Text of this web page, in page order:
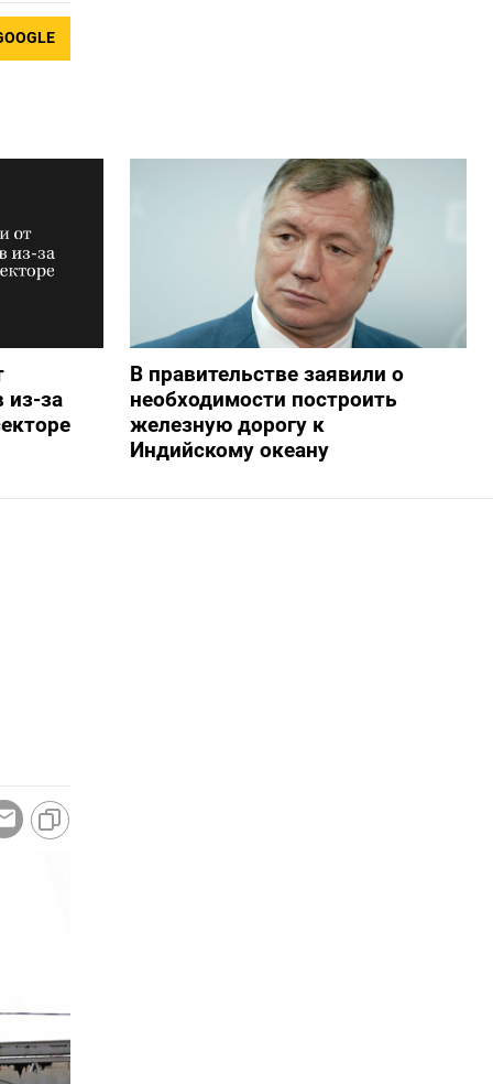
из-за
В правительстве заявили о
необходимости построить
железную дорогу к
Индийскому океану